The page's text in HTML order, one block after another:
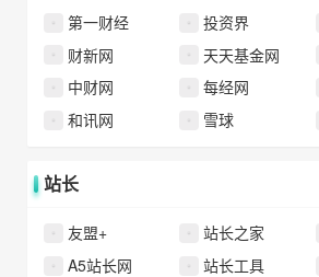
第一财经 投资界
财新网
天天基金网
中财网
每经网
和讯网
雪球
站长
友盟+ 站长之家
A5站长网
站长工具